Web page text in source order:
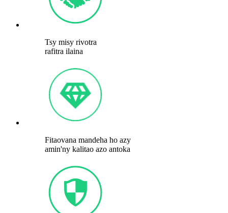
Tsy misy rivotra
rafitra ilaina
Fitaovana mandeha ho azy
amin'ny kalitao azo antoka